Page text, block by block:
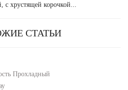
хрустящей корочкой...
СТАТЬИ
Прохладный